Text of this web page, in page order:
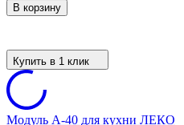
В корзину
Купить в 1 клик
Модуль А-40 для кухни ЛЕКО